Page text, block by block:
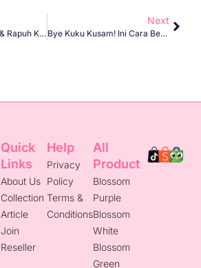
Kuku Cepat Kering & Rapuh Karena Nail Art? Ini Solusinya
Next
Bye Kuku Kusam! Ini Cara Bersihkan Kutek Tanpa Bikin Kering
Quick
Links
About Us
Collection
Article
Join
Reseller
Help
Privacy
Policy
Terms &
Conditions
All
Product
Blossom
Purple
Blossom
White
Blossom
Green